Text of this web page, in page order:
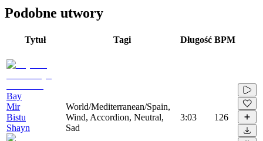
Podobne utwory
Tytuł Tagi Długość BPM
Bay
Mir
Bistu
Shayn
World/Mediterranean/Spain,
Wind, Accordion, Neutral,
Sad
3:03 126